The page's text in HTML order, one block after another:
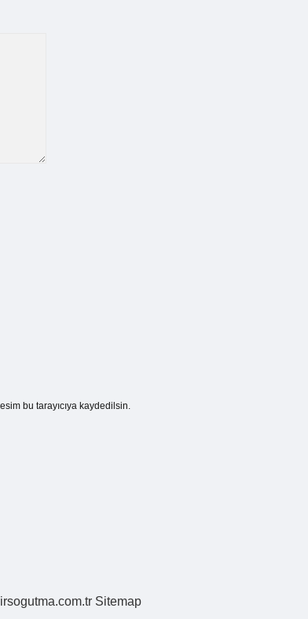
bu tarayıcıya kaydedilsin.
Sitemap